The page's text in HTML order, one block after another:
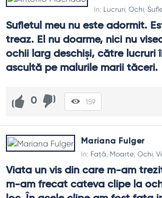
Ghid de folosire
Practică regula 20-20-20 pentru
Fotografiază un detaliu pe zi;
Privește interlocutorul când îți
Caută natură pentru a-ți recalibra
Cum fac privirea mai atentă?
De ce mă obosește ecranul?
Flux rapid, lumină artificială, lipsă de
odihnește ochii și alternează sarcinile.
In: Lucruri, Ochi,
Sufletul meu nu este adormit.
treaz. El nu doarme, nici nu
ochii larg deschişi, către lucruri
ascultă pe malurile marii tăceri.
0 159
Mariana Fulger
In: Față, Moarte, Ochi,
Viata un vis din care m-am
m-am frecat cateva clipe la